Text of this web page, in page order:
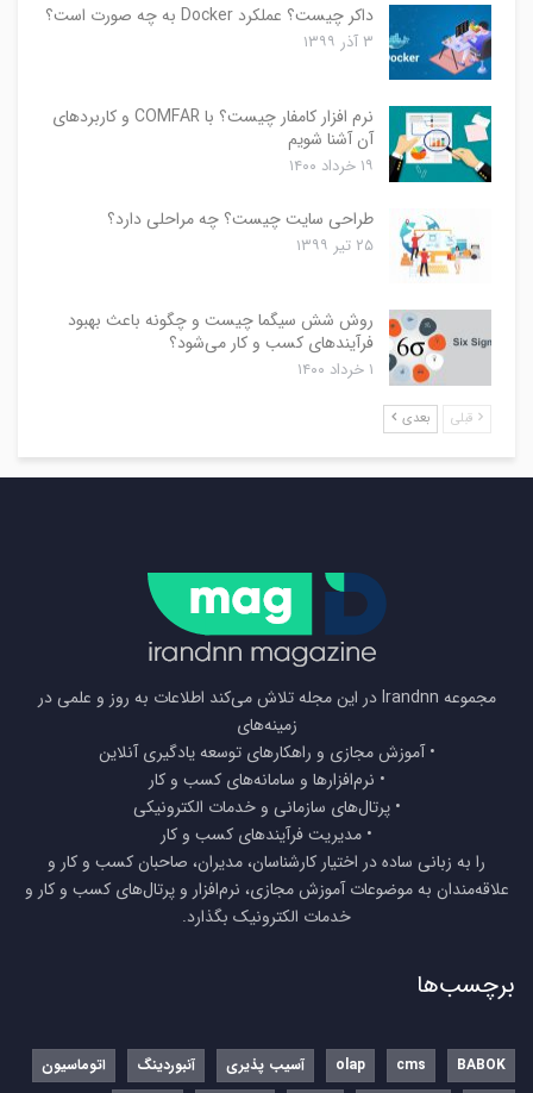
داکر چیست؟ عملکرد Docker به چه صورت است؟
۳ آذر ۱۳۹۹
نرم افزار کامفار چیست؟ با COMFAR و کاربردهای
آن آشنا شویم
۱۹ خرداد ۱۴۰۰
طراحی سایت چیست؟ چه مراحلی دارد؟
۲۵ تیر ۱۳۹۹
روش شش سیگما چیست و چگونه باعث بهبود
فرآیندهای کسب و کار می‌شود؟
۱ خرداد ۱۴۰۰
قبلی بعدی
مجموعه Irandnn در این مجله تلاش می‌کند اطلاعات به روز و علمی در
زمینه‌های
• آموزش مجازی و راهکارهای توسعه یادگیری آنلاین
• نرم‌افزارها و سامانه‌های کسب و کار
• پرتال‌های سازمانی و خدمات الکترونیکی
• مدیریت فرآیندهای کسب و کار
را به زبانی ساده در اختیار کارشناسان، مدیران، صاحبان کسب و کار و
علاقه‌مندان به موضوعات آموزش مجازی، نرم‌افزار و پرتال‌های کسب و کار و
خدمات الکترونیک بگذارد.
برچسب‌ها
BABOK
cms
olap آسیب پذیری آنبوردینگ
اتوماسیون